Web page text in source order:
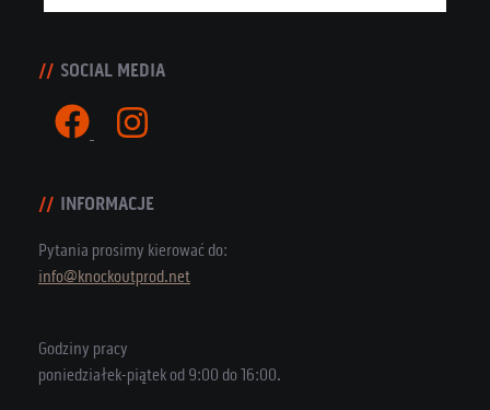
SOCIAL MEDIA
INFORMACJE
Pytania prosimy kierować do:
info@knockoutprod.net
Godziny pracy
poniedziałek-piątek od 9:00 do 16:00.